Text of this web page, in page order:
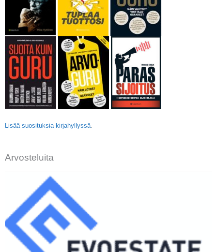
Lisää suosituksia kirjahyllyssä.
Arvosteluita